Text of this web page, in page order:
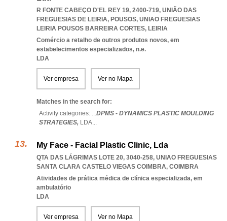
R FONTE CABEÇO D'EL REY 19, 2400-719, UNIÃO DAS
FREGUESIAS DE LEIRIA, POUSOS, UNIAO FREGUESIAS
LEIRIA POUSOS BARREIRA CORTES, LEIRIA
Comércio a retalho de outros produtos novos, em
estabelecimentos especializados, n.e.
LDA
Ver empresa Ver no Mapa
Matches in the search for:
Activity categories: ...DPMS - DYNAMICS PLASTIC MOULDING
STRATEGIES, LDA...
My Face - Facial Plastic Clinic, Lda
QTA DAS LÁGRIMAS LOTE 20, 3040-258, UNIAO FREGUESIAS
SANTA CLARA CASTELO VIEGAS COIMBRA, COIMBRA
Atividades de prática médica de clínica especializada, em
ambulatório
LDA
Ver empresa Ver no Mapa